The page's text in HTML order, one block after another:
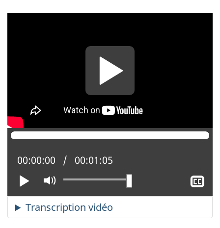
Lire
Activer
le
mode
muet
Position actuelle :
00:00:00 Temps total :
00:01:05
le